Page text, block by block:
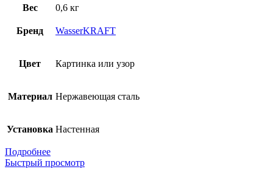
Вес
0,6 кг
Бренд WasserKRAFT
Цвет Картинка или узор
Материал Нержавеющая сталь
Установка Настенная
Подробнее
Быстрый просмотр